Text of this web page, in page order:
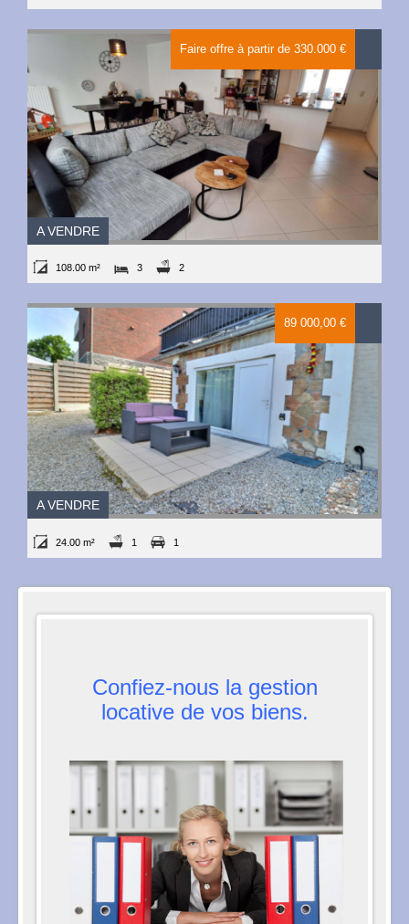
A VENDRE
Faire offre à partir de 330.000 €
108.00 m² 3 2
A VENDRE
89 000,00 €
24.00 m² 1 1
Confiez-nous la gestion
locative de vos biens.